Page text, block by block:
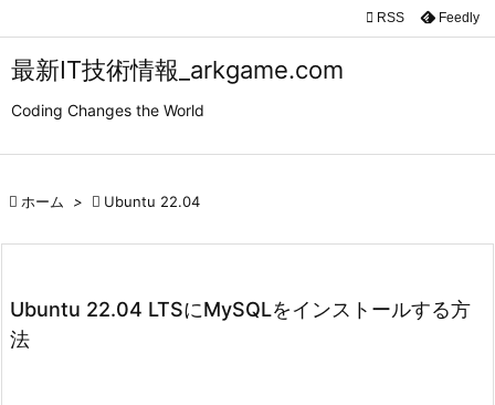
最新IT技術情報_arkgame.com
Coding Changes the World


検索
 RSS Feedly
 ホーム >  Ubuntu 22.04
Ubuntu 22.04 LTSにMySQLをインストールする方
法